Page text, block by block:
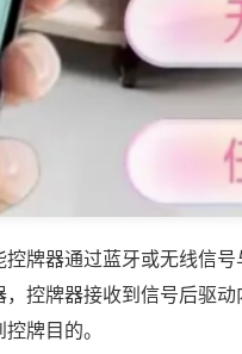
牌器通过蓝牙或无线信
控牌器接收到信号后驱
牌目的。